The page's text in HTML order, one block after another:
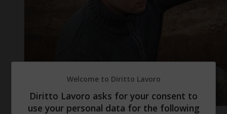
Welcome to Diritto Lavoro
Diritto Lavoro asks for your consent to
use your personal data for the following